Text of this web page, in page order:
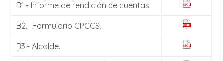
B1.- Informe de rendición de cuentas.
B2.- Formulario CPCCS.
B3.- Alcalde.